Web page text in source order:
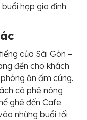
họp gia đình
của Sài Gòn –
đến cho khách
ăn ấm cúng.
cà phê nóng
ghé đến Cafe
những buổi tối